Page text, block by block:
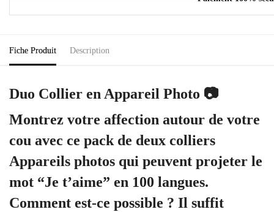
Fiche Produit Description
Duo Collier en Appareil Photo 📷
Montrez votre affection autour de votre
cou avec ce pack de deux colliers
Appareils photos qui peuvent projeter le
mot “Je t’aime” en 100 langues.
Comment est-ce possible ? Il suffit